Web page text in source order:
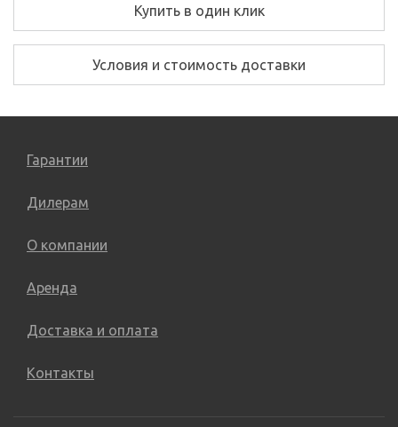
Купить в один клик
Условия и стоимость доставки
Гарантии
Дилерам
О компании
Аренда
Доставка и оплата
Контакты